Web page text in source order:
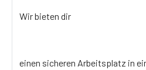
Wir bieten dir
einen sicheren Arbeitsplatz in